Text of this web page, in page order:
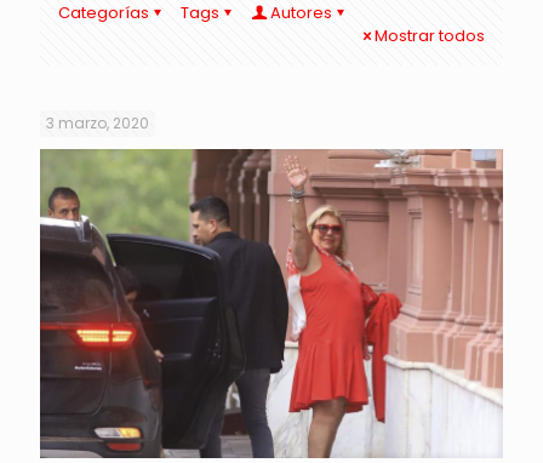
Categorías Tags
Autores
Mostrar todos
3 marzo, 2020